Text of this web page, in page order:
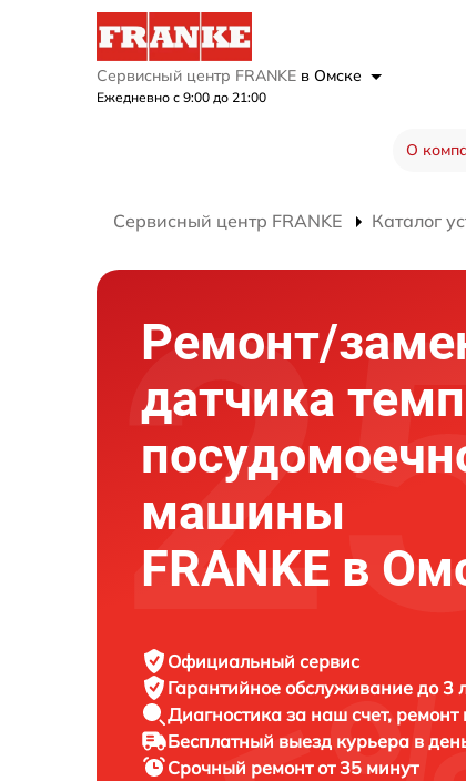
Сервисный центр FRANKE в Омске
Ежедневно с 9:00 до 21:00
О
Сервисный центр FRANKE Каталог
Ремонт/
датчика
машины
FRANKE в
Официальный сервис
Гарантийное обслуживание до 3
Диагностика за наш счет,
Бесплатный выезд курьера в
Срочный ремонтот 35 минут